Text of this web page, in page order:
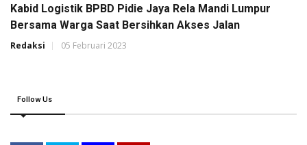
Kabid Logistik BPBD Pidie Jaya Rela Mandi Lumpur
Bersama Warga Saat Bersihkan Akses Jalan
Redaksi 05 Februari 2023
Follow Us